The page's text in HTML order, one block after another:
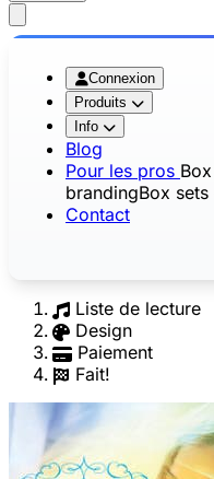
Connexion
Produits
Info
Blog
Pour les pros
brandingBox
Contact
Liste de lecture
Design
Paiement
Fait!